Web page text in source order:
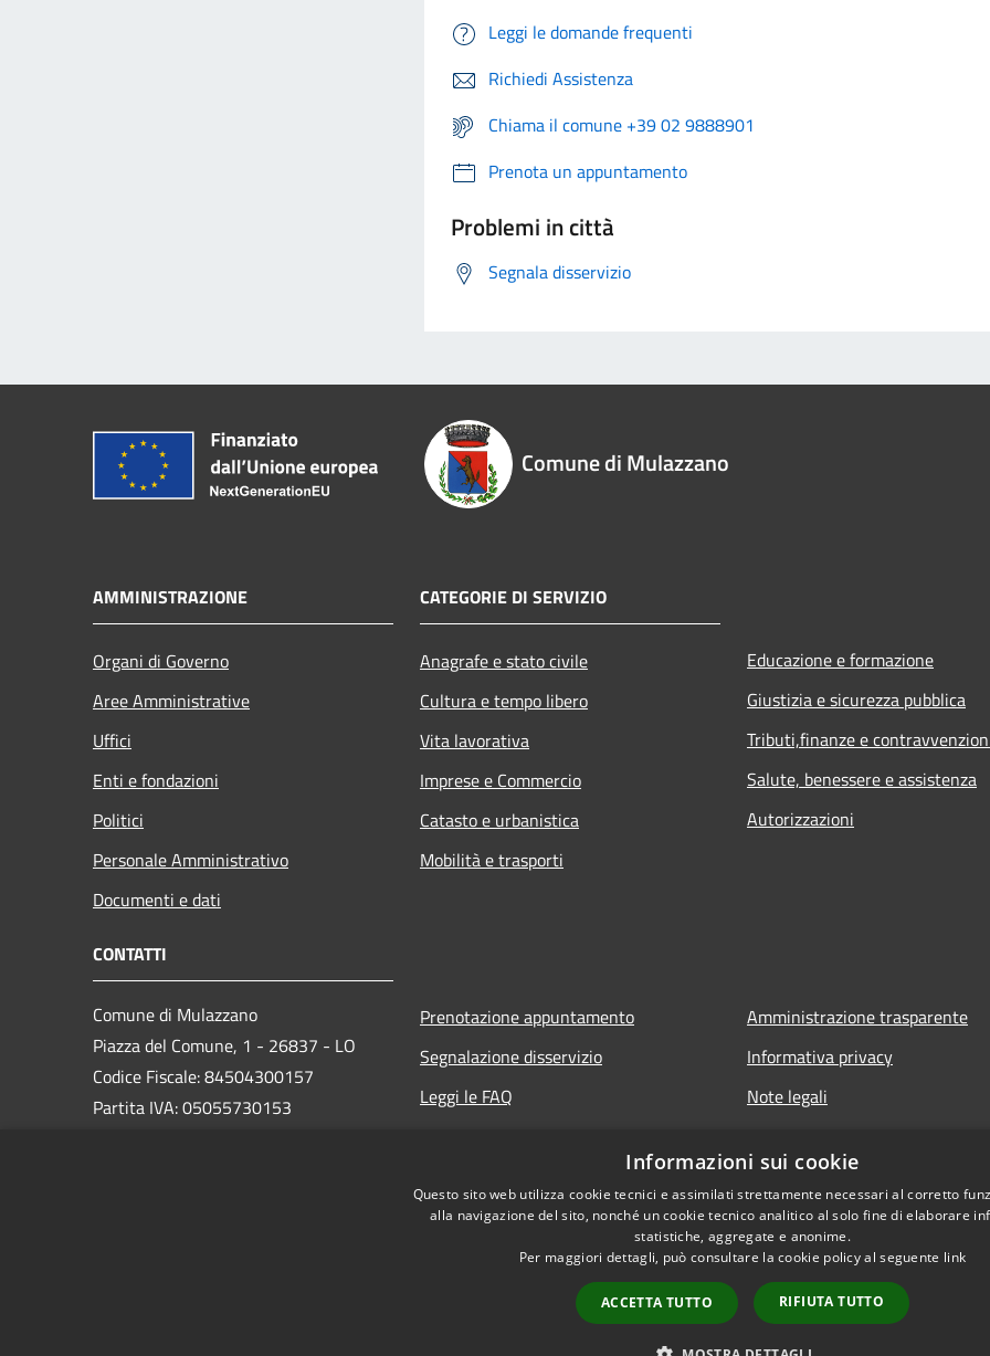
Leggi le domande frequenti
Richiedi Assistenza
Chiama il comune +39 02 9888901
Prenota un appuntamento
Problemi in città
Segnala disservizio
Comune di Mulazzano
AMMINISTRAZIONE
Organi di Governo
Aree Amministrative
Uffici
Enti e fondazioni
Politici
Personale Amministrativo
Documenti e dati
CATEGORIE DI SERVIZIO
Anagrafe e stato civile
Cultura e tempo libero
Vita lavorativa
Imprese e Commercio
Catasto e urbanistica
Mobilità e trasporti
Educazione e formazione
Giustizia e sicurezza pubblica
Tributi,finanze e
Salute, benessere e assistenza
Autorizzazioni
CONTATTI
Comune di Mulazzano
Piazza del Comune, 1 - 26837 - LO
Codice Fiscale: 84504300157
Partita IVA: 05055730153
mulazzanocomune@postemailcertificata.it
Prenotazione appuntamento
Segnalazione disservizio
Leggi le FAQ
Amministrazione trasparente
Informativa privacy
Note legali
Obiettivi di accessibilità
Copyright © 2026 • Comune di
Informazioni sui cookie
Questo sito web utilizza cookie tecnici e assimilati strettamente necessari al corretto
alla navigazione del sito, nonché un cookie tecnico analitico al solo fine di elaborare
statistiche, aggregate e anonime.
Per maggiori dettagli, può consultare la cookie policy al seguente link
ACCETTA TUTTO RIFIUTA TUTTO